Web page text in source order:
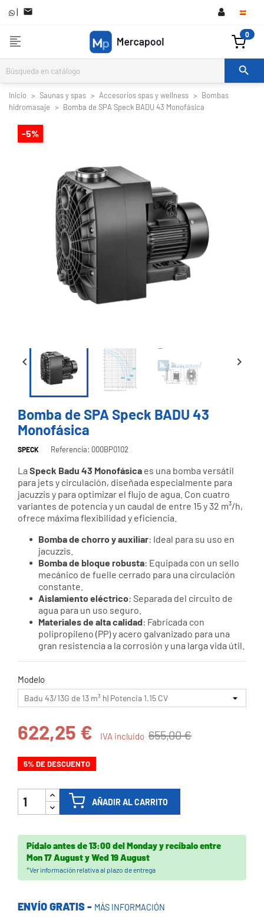
| 
format_align_left 0

Inicio Saunas y spas Accesorios spas y wellness
Bombas
hidromasaje
Bomba de SPA Speck BADU 43 Monofásica
-5%
 
Bomba de SPA Speck BADU 43
Monofásica
SPECK Referencia: 000BP0102
La Speck Badu 43 Monofásica es una bomba versátil
para jets y circulación, diseñada especialmente para
jacuzzis y para optimizar el flujo de agua. Con cuatro
variantes de potencia y un caudal de entre 15 y 32 m³/h,
ofrece máxima flexibilidad y eficiencia.
Bomba de chorro y auxiliar: Ideal para su uso en
jacuzzis.
Bomba de bloque robusta: Equipada con un sello
mecánico de fuelle cerrado para una circulación
constante.
Aislamiento eléctrico: Separada del circuito de
agua para un uso seguro.
Materiales de alta calidad: Fabricada con
polipropileno (PP) y acero galvanizado para una
gran resistencia a la corrosión y una larga vida útil.
Modelo
622,25 € IVA incluido 655,00 €
5% DE DESCUENTO
AÑADIR AL CARRITO
Pídalo antes de13:00 del Mondayy recíbaloentre
Mon 17 AugustyWed 19 August
*Ver información relativa al plazo de entrega
ENVÍO GRATIS - MÁS INFORMACIÓN